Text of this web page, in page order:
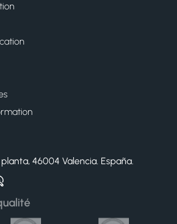
planta, 46004 Valencia. España.